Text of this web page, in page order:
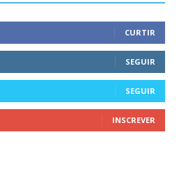
CURTIR
SEGUIR
SEGUIR
INSCREVER